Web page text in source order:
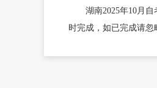
湖南2025年10月
时完成，如已完成请忽